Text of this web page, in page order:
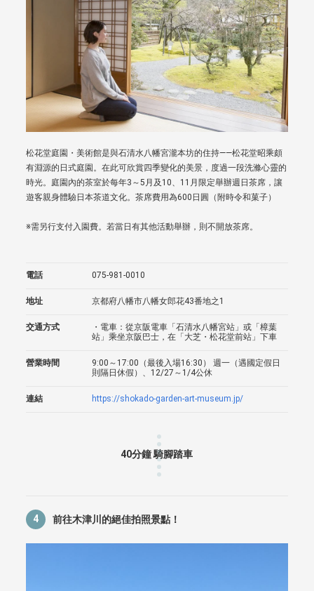
松花堂庭園・美術館是與石清水八幡宮瀧本坊的住持——松花堂昭乘頗
有淵源的日式庭園。在此可欣賞四季變化的美景，度過一段洗滌心靈的
時光。庭園內的茶室於每年3～5月及10、11月限定舉辦週日茶席，讓
遊客親身體驗日本茶道文化。茶席費用為600日圓（附時令和菓子）
※需另行支付入園費。若當日有其他活動舉辦，則不開放茶席。
電話 075-981-0010
地址 京都府八幡市八幡女郎花43番地之1
交通方式
・電車：從京阪電車「石清水八幡宮站」或「樟葉
站」乘坐京阪巴士，在「大芝・松花堂前站」下車
營業時間
9:00～17:00（最後入場16:30） 週一（遇國定假日
則隔日休假）、12/27～1/4公休
連結 https://shokado-garden-art-museum.jp/
40分鐘 騎腳踏車
4 前往木津川的絕佳拍照景點！